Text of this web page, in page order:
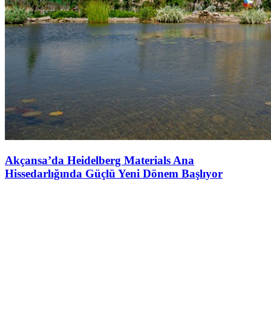
Akçansa’da Heidelberg Materials Ana
Hissedarlığında Güçlü Yeni Dönem Başlıyor